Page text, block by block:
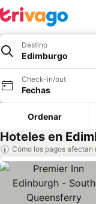
Destino
Edimburgo
Check-in/out
Fechas
Ordenar
Hoteles en
Cómo los pagos afectan